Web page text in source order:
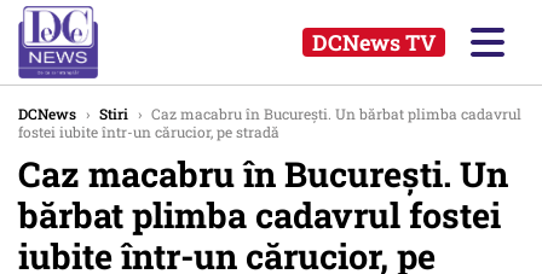
DCNews TV
DCNews › Stiri › Caz macabru în București. Un bărbat plimba cadavrul
fostei iubite într-un cărucior, pe stradă
Caz macabru în București. Un
bărbat plimba cadavrul fostei
iubite într-un cărucior, pe